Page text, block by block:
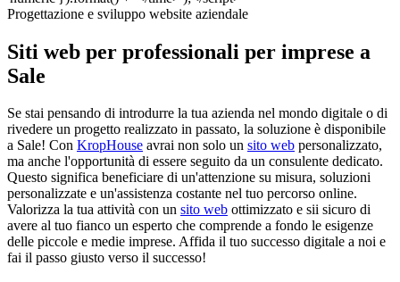
Progettazione e sviluppo website aziendale
Siti web per professionali per imprese a
Sale
Se stai pensando di introdurre la tua azienda nel mondo digitale o di
rivedere un progetto realizzato in passato, la soluzione è disponibile
a Sale! Con KropHouse avrai non solo un sito web personalizzato,
ma anche l'opportunità di essere seguito da un consulente dedicato.
Questo significa beneficiare di un'attenzione su misura, soluzioni
personalizzate e un'assistenza costante nel tuo percorso online.
Valorizza la tua attività con un sito web ottimizzato e sii sicuro di
avere al tuo fianco un esperto che comprende a fondo le esigenze
delle piccole e medie imprese. Affida il tuo successo digitale a noi e
fai il passo giusto verso il successo!